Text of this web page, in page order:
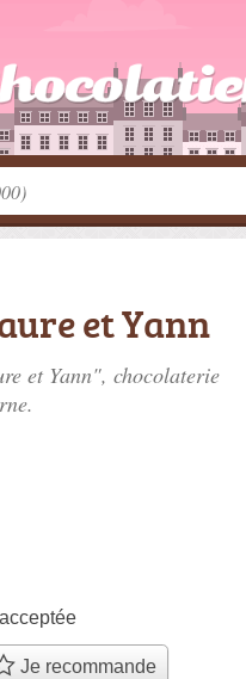
et Yann
et Yann", chocolaterie
Je recommande